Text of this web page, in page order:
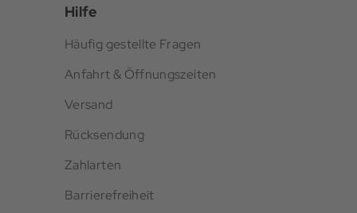
Hilfe
Häufig gestellte Fragen
Anfahrt & Öffnungszeiten
Versand
Rücksendung
Zahlarten
Barrierefreiheit